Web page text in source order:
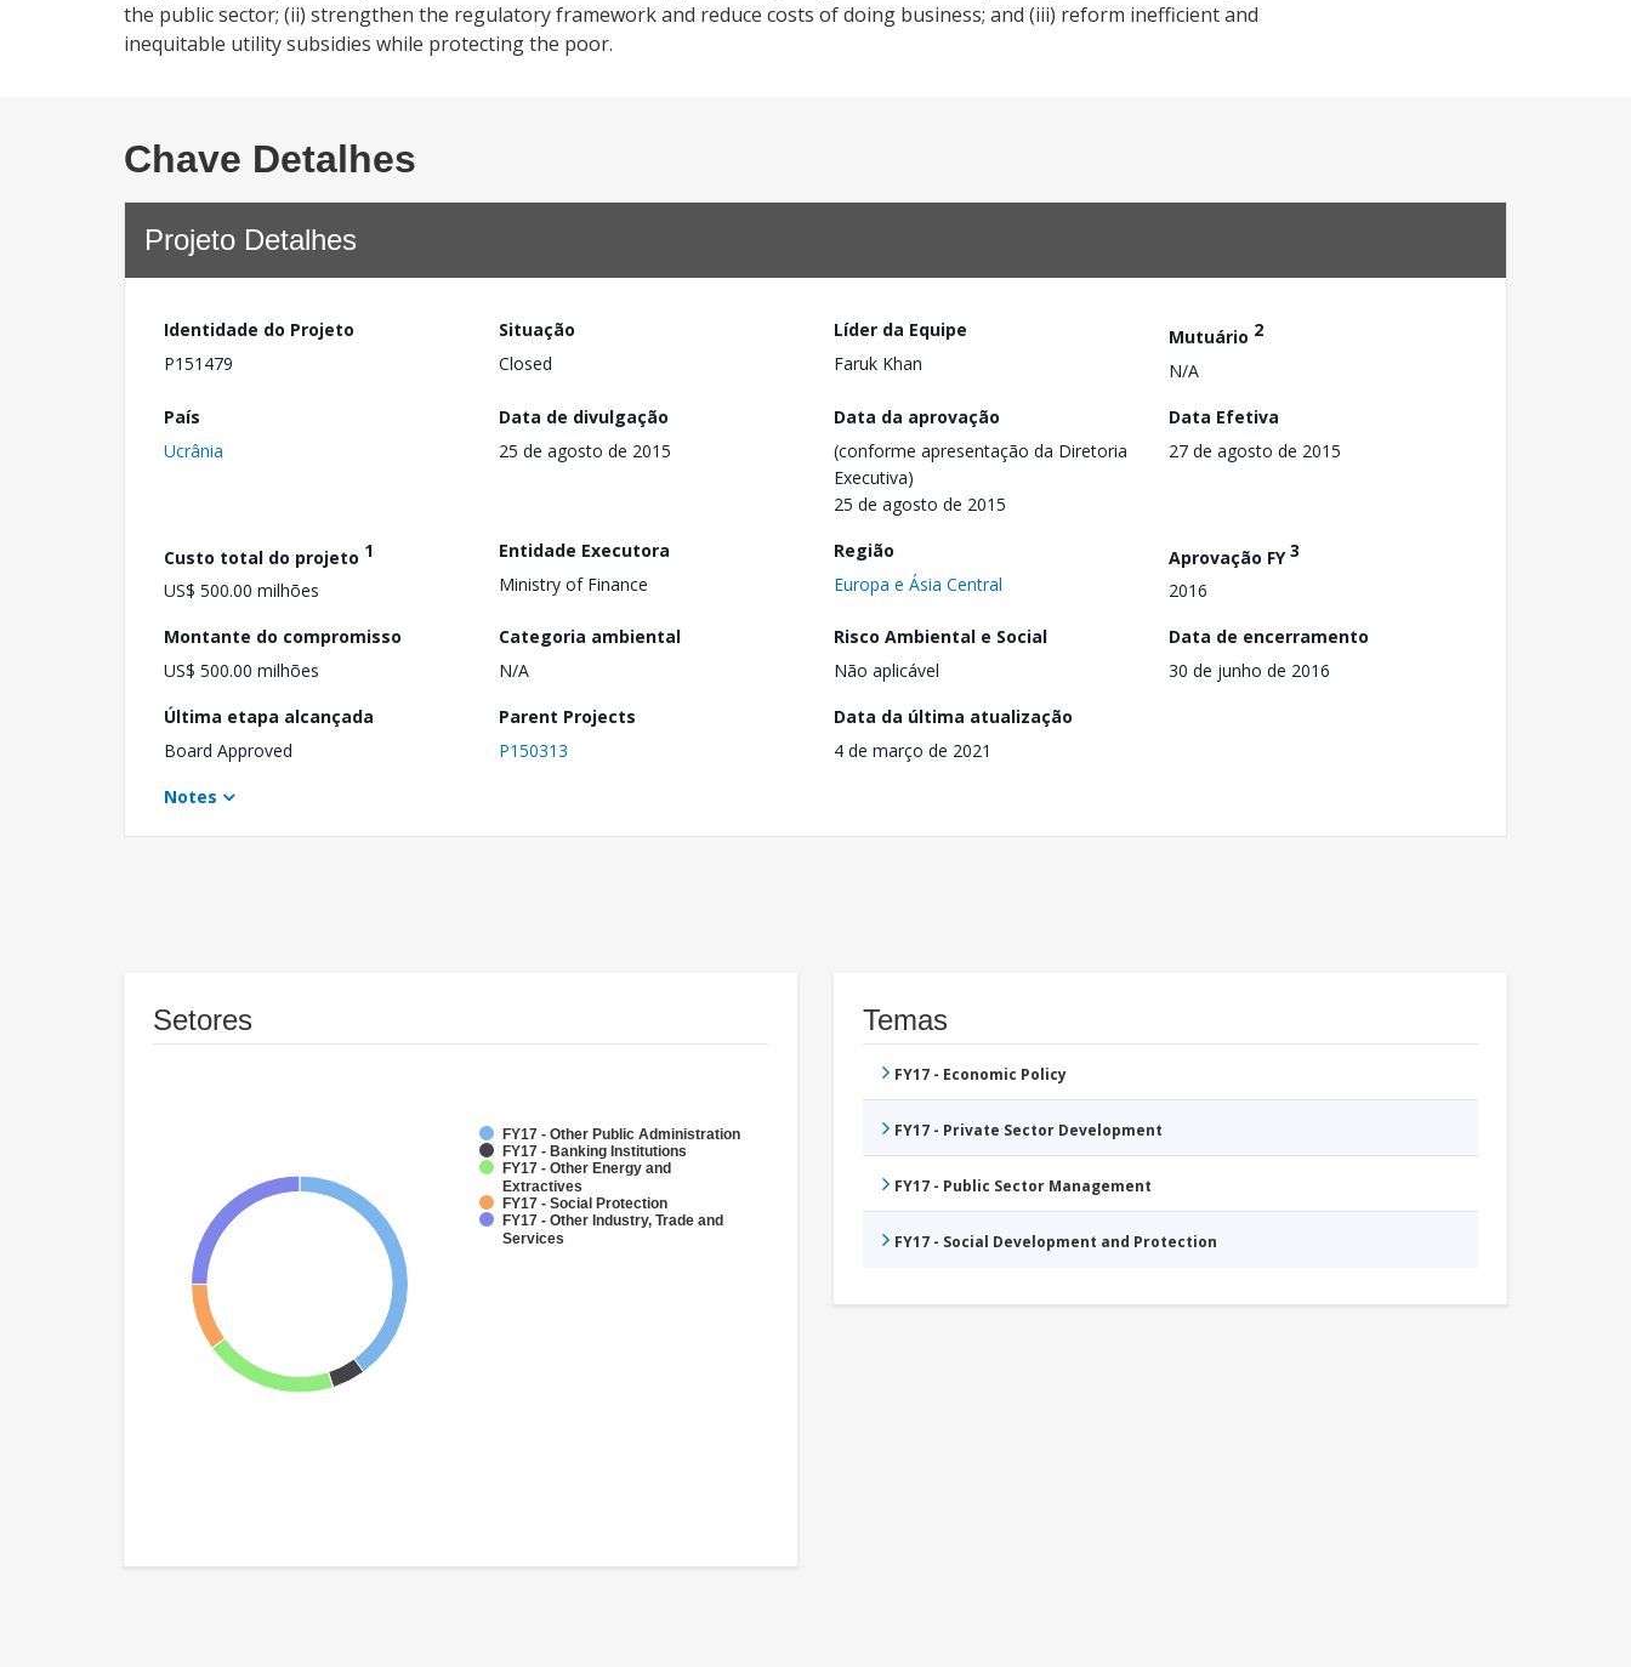
the public sector; (ii) strengthen the regulatory framework and reduce costs of doing business; and (iii) reform inefficient and
inequitable utility subsidies while protecting the poor.
Chave Detalhes
Projeto Detalhes
Identidade do Projeto
P151479
Situação
Closed
Líder da Equipe
Faruk Khan
Mutuário 2
N/A
País
Ucrânia
Data de divulgação
25 de agosto de 2015
Data da aprovação
(conforme apresentação da Diretoria
Executiva)
25 de agosto de 2015
Data Efetiva
27 de agosto de 2015
Custo total do projeto 1
US$ 500.00 milhões
Entidade Executora
Ministry of Finance
Região
Europa e Ásia Central
Aprovação FY3
2016
Montante do compromisso
US$ 500.00 milhões
Categoria ambiental
N/A
Risco Ambiental e Social
Não aplicável
Data de encerramento
30 de junho de 2016
Última etapa alcançada
Board Approved
Parent Projects
P150313
Data da última atualização
4 de março de 2021
Notes
Setores
FY17 - Other Public Administration
FY17 - Banking Institutions
FY17 - Other Energy and
Extractives
FY17 - Social Protection
FY17 - Other Industry, Trade and
Services
Temas
FY17 - Economic Policy
FY17 - Private Sector Development
FY17 - Public Sector Management
FY17 - Social Development and Protection